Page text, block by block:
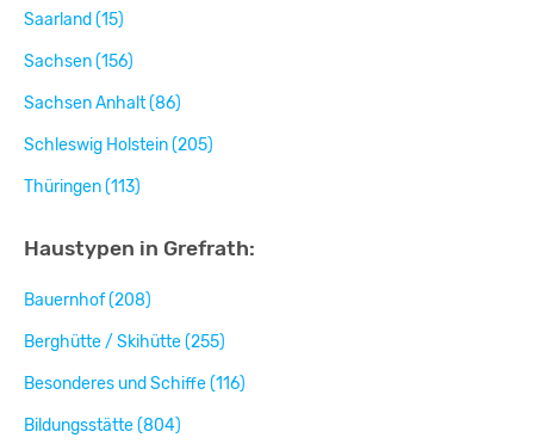
Saarland (15)
Sachsen (156)
Sachsen Anhalt (86)
Schleswig Holstein (205)
Thüringen (113)
Haustypen in Grefrath:
Bauernhof (208)
Berghütte / Skihütte (255)
Besonderes und Schiffe (116)
Bildungsstätte (804)